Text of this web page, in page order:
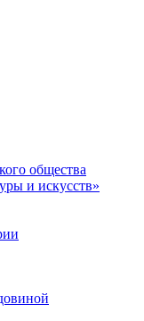
общества
и искусств»